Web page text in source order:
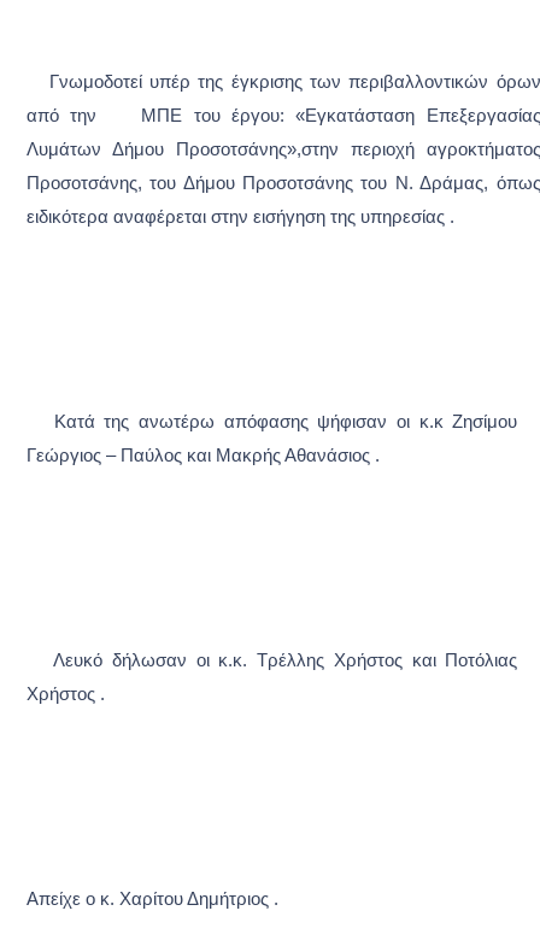
Γνωμοδoτεί υπέρ της έγκρισης των περιβαλλοντικών όρων
από την ΜΠΕ του έργου: «Εγκατάσταση Επεξεργασίας
Λυμάτων Δήμου Προσοτσάνης»,στην περιοχή αγροκτήματος
Προσοτσάνης, του Δήμου Προσοτσάνης του Ν. Δράμας, όπως
ειδικότερα αναφέρεται στην εισήγηση της υπηρεσίας .
Κατά της ανωτέρω απόφασης ψήφισαν οι κ.κ Ζησίμου
Γεώργιος – Παύλος και Μακρής Αθανάσιος .
Λευκό δήλωσαν οι κ.κ. Τρέλλης Χρήστος και Ποτόλιας
Χρήστος .
Απείχε ο κ. Χαρίτου Δημήτριος .